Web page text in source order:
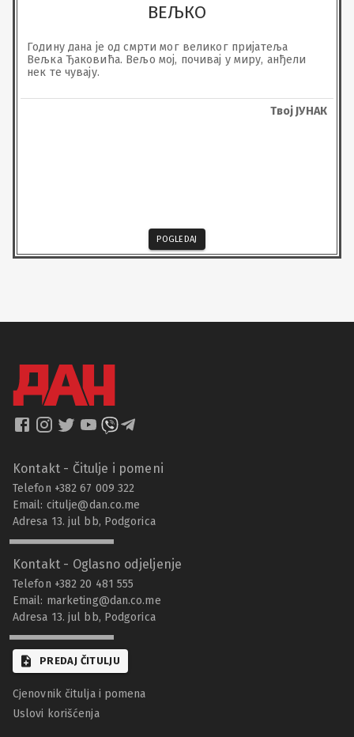
ВЕЉКО
Годину дана је од смрти мог великог пријатеља
Вељка Ђаковића. Вељо мој, почивај у миру, анђели
нек те чувају.
Твој ЈУНАК
POGLEDAJ
Kontakt - Čitulje i pomeni
Telefon +382 67 009 322
Email: citulje@dan.co.me
Adresa 13. jul bb, Podgorica
Kontakt - Oglasno odjeljenje
Telefon +382 20 481 555
Email: marketing@dan.co.me
Adresa 13. jul bb, Podgorica
PREDAJ ČITULJU
Cjenovnik čitulja i pomena
Uslovi korišćenja